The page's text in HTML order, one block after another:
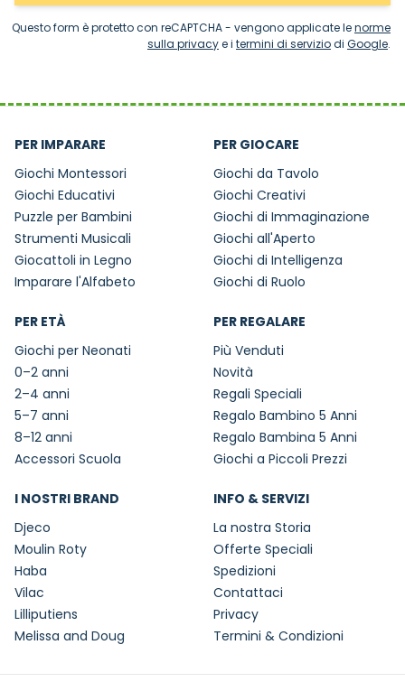
Questo form è protetto con reCAPTCHA - vengono applicate lenorme
sulla privacye i termini di serviziodi Google.
PER IMPARARE
Giochi Montessori
Giochi Educativi
Puzzle per Bambini
Strumenti Musicali
Giocattoli in Legno
Imparare l'Alfabeto
PER GIOCARE
Giochi da Tavolo
Giochi Creativi
Giochi di Immaginazione
Giochi all'Aperto
Giochi di Intelligenza
Giochi di Ruolo
PER ETÀ
Giochi per Neonati
0–2 anni
2–4 anni
5–7 anni
8–12 anni
Accessori Scuola
PER REGALARE
Più Venduti
Novità
Regali Speciali
Regalo Bambino 5 Anni
Regalo Bambina 5 Anni
Giochi a Piccoli Prezzi
I NOSTRI BRAND
Djeco
Moulin Roty
Haba
Vilac
Lilliputiens
Melissa and Doug
INFO & SERVIZI
La nostra Storia
Offerte Speciali
Spedizioni
Contattaci
Privacy
Termini & Condizioni